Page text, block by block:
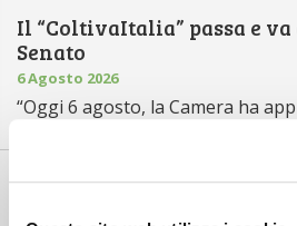
Il “ColtivaItalia” passa e va
Senato
6 Agosto 2026
“Oggi 6 agosto, la Camera ha
Mercato in crescita per